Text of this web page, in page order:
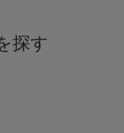
探す